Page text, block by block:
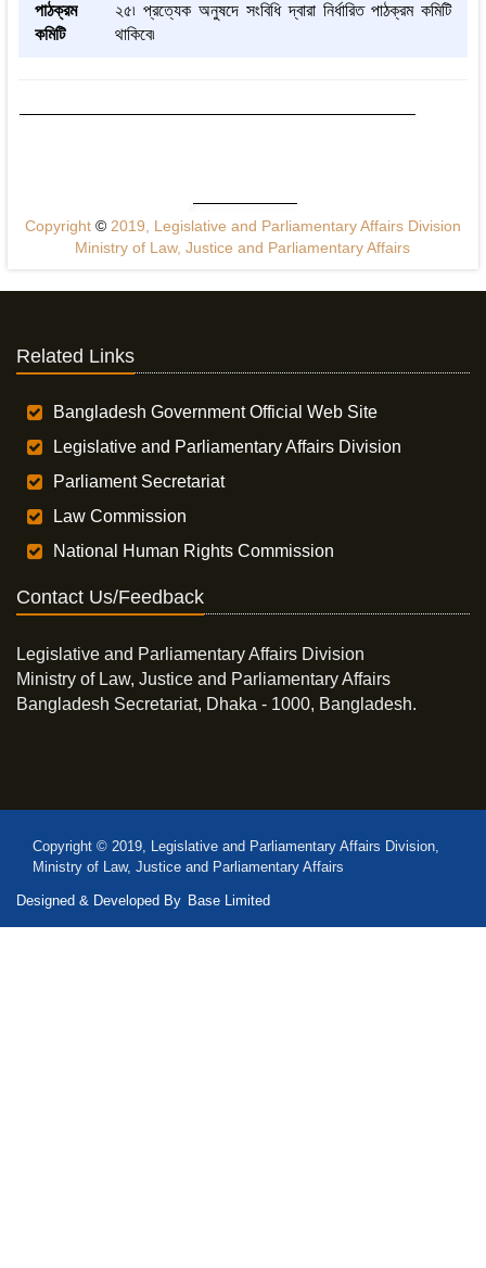
পাঠক্রম
কমিটি
২৫৷ প্রত্যেক অনুষদে সংবিধি দ্বারা নির্ধারিত পাঠক্রম কমিটি
থাকিবে৷
Copyright ©2019, Legislative and Parliamentary Affairs Division
Ministry of Law, Justice and Parliamentary Affairs
Related Links
Bangladesh Government Official Web Site
Legislative and Parliamentary Affairs Division
Parliament Secretariat
Law Commission
National Human Rights Commission
Contact Us/Feedback
Legislative and Parliamentary Affairs Division
Ministry of Law, Justice and Parliamentary Affairs
Bangladesh Secretariat, Dhaka - 1000, Bangladesh.
Copyright © 2019, Legislative and Parliamentary Affairs Division,
Ministry of Law, Justice and Parliamentary Affairs
Designed & Developed By Base Limited